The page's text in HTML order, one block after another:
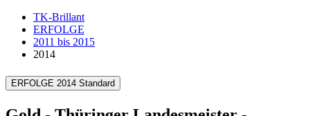
TK-Brillant
ERFOLGE
2011 bis 2015
2014
ERFOLGE 2014 Standard